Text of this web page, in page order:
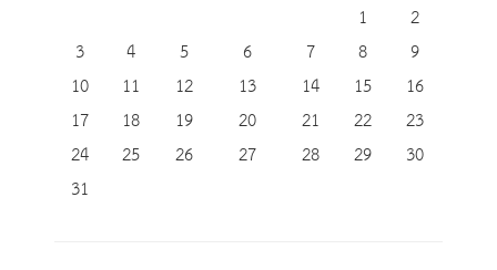
1
2
3
4 5 6 7 8
9
10
11 12 13 14 15
16
17
18 19 20 21 22
23
24
25 26 27 28 29
30
31